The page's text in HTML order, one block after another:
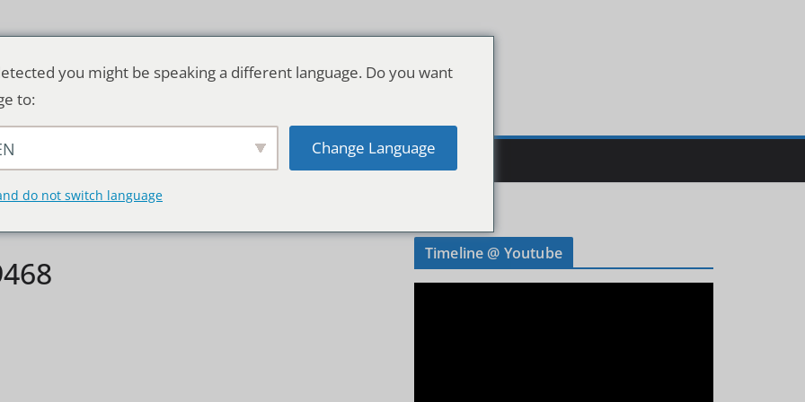
& WELT
Timeline @ Youtube
you might be speaking a different language. Do you want
to:
Change Language
do not switch language